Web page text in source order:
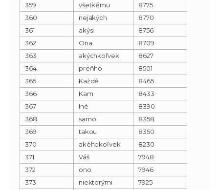
359
všetkému
8775
360
nejakých
8770
361
akýsi
8756
362
Ona
8709
363
akýchkoľvek
8627
364
preňho
8501
365
Každé
8465
366
Kam
8433
367
Iné
8390
368
samo
8358
369
takou
8350
370
akéhokoľvek
8230
371
Váš
7948
372
ono
7946
373
niektorými
7925